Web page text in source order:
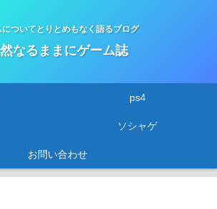
についてとりとめもなく語るブログ
なるままにゲーム誌
ps4
ソシャゲ
お問い合わせ